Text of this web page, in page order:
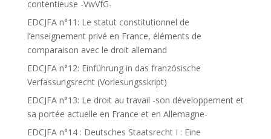
contentieuse -VwVfG-
EDCJFA n°11: Le statut constitutionnel de
l’enseignement privé en France, éléments de
comparaison avec le droit allemand
EDCJFA n°12: Einführung in das französische
Verfassungsrecht (Vorlesungsskript)
EDCJFA n°13: Le droit au travail -son développement et
sa portée actuelle en France et en Allemagne-
EDCJFA n°14 : Deutsches Staatsrecht I : Eine